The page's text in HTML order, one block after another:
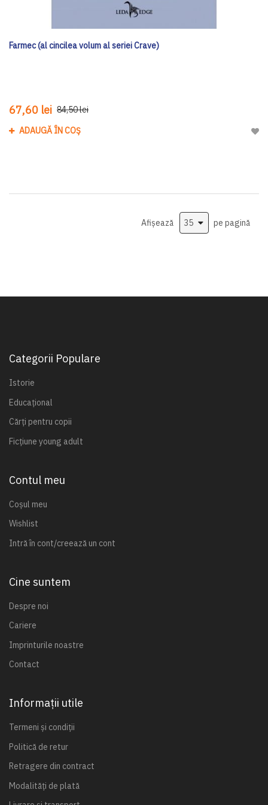
Farmec (al cincilea volum al seriei Crave)
67,60 lei 84,50 lei
ADAUGĂ ÎN COȘ
Afișează pe pagină
Categorii Populare
Istorie
Educațional
Cărți pentru copii
Ficțiune young adult
Contul meu
Coșul meu
Wishlist
Intră în cont/creează un cont
Cine suntem
Despre noi
Cariere
Imprinturile noastre
Contact
Informații utile
Termeni și condiții
Politică de retur
Retragere din contract
Modalități de plată